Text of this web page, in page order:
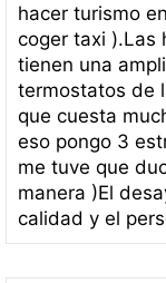
hacer turismo
coger taxi ).Las
tienen una
termostatos de
que cuesta
eso pongo 3
me tuve que
manera )El
calidad y el